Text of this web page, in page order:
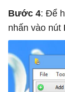
Bước 4: Để
nhấn vào nút